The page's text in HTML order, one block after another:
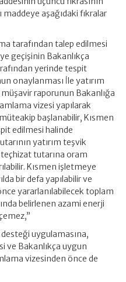
maddeye aşağıdaki fıkralar
tarafından talep edilmesi
geçişinin Bakanlıkça
yerinde tespit
onaylanması İle yatırım
raporunun Bakanlığa
vizesi yapılarak
başlanabilir, Kısmen
edilmesi halinde
yatırım teşvik
tutarına oram
Kısmen işletmeye
bir defa yapılabilir ve
yararlanılabilecek toplam
belirlenen azami enerji
uygulamasına,
ve Bakanlıkça uygun
vizesinden önce de